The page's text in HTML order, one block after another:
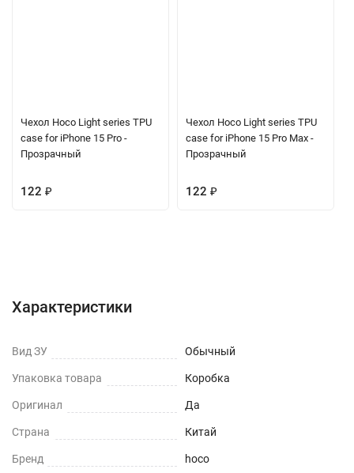
Чехол Hoco Light series TPU
case for iPhone 15 Pro -
Прозрачный
122 ₽
Чехол Hoco Light series TPU
case for iPhone 15 Pro Max -
Прозрачный
122 ₽
Характеристики
Вид ЗУ Обычный
Упаковка товара Коробка
Оригинал Да
Страна Китай
Бренд hoco